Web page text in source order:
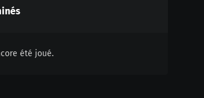
été joué.